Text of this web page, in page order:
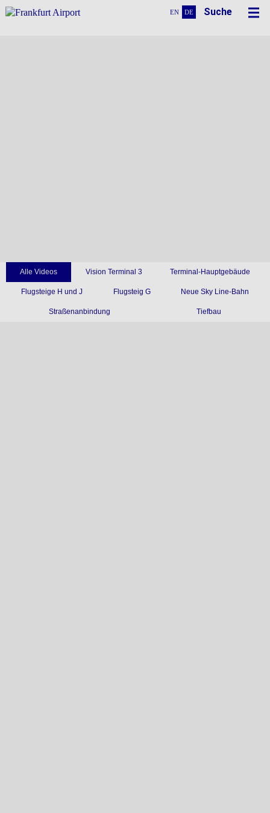
EN DE Suche
Alle Videos Vision Terminal 3 Terminal-Hauptgebäude
Flugsteige H und J Flugsteig G Neue Sky Line-Bahn
Straßenanbindung Tiefbau